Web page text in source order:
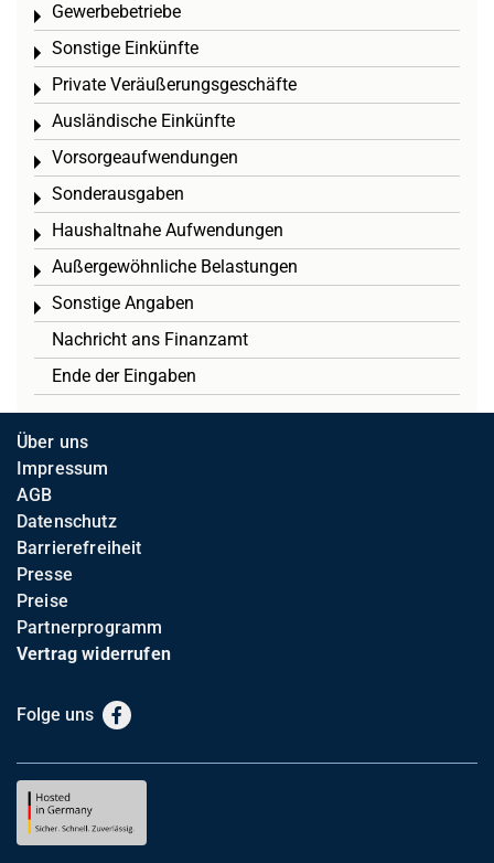
Gewerbebetriebe
Toggle menu
Sonstige Einkünfte
Toggle menu
Private Veräußerungsgeschäfte
Toggle menu
Ausländische Einkünfte
Toggle menu
Vorsorgeaufwendungen
Toggle menu
Sonderausgaben
Toggle menu
Haushaltnahe Aufwendungen
Toggle menu
Außergewöhnliche Belastungen
Toggle menu
Sonstige Angaben
Toggle menu
Nachricht ans Finanzamt
Ende der Eingaben
Über uns
Impressum
AGB
Datenschutz
Barrierefreiheit
Presse
Preise
Partnerprogramm
Vertrag widerrufen
Folge uns Facebook